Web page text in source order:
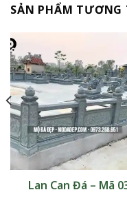
SẢN PHẨM TƯƠNG
Lan Can Đá – Mã